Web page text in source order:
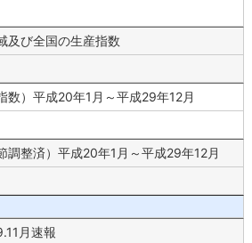
及び全国の生産指数
数）平成20年1月～平成29年12月
調整済）平成20年1月～平成29年12月
月速報